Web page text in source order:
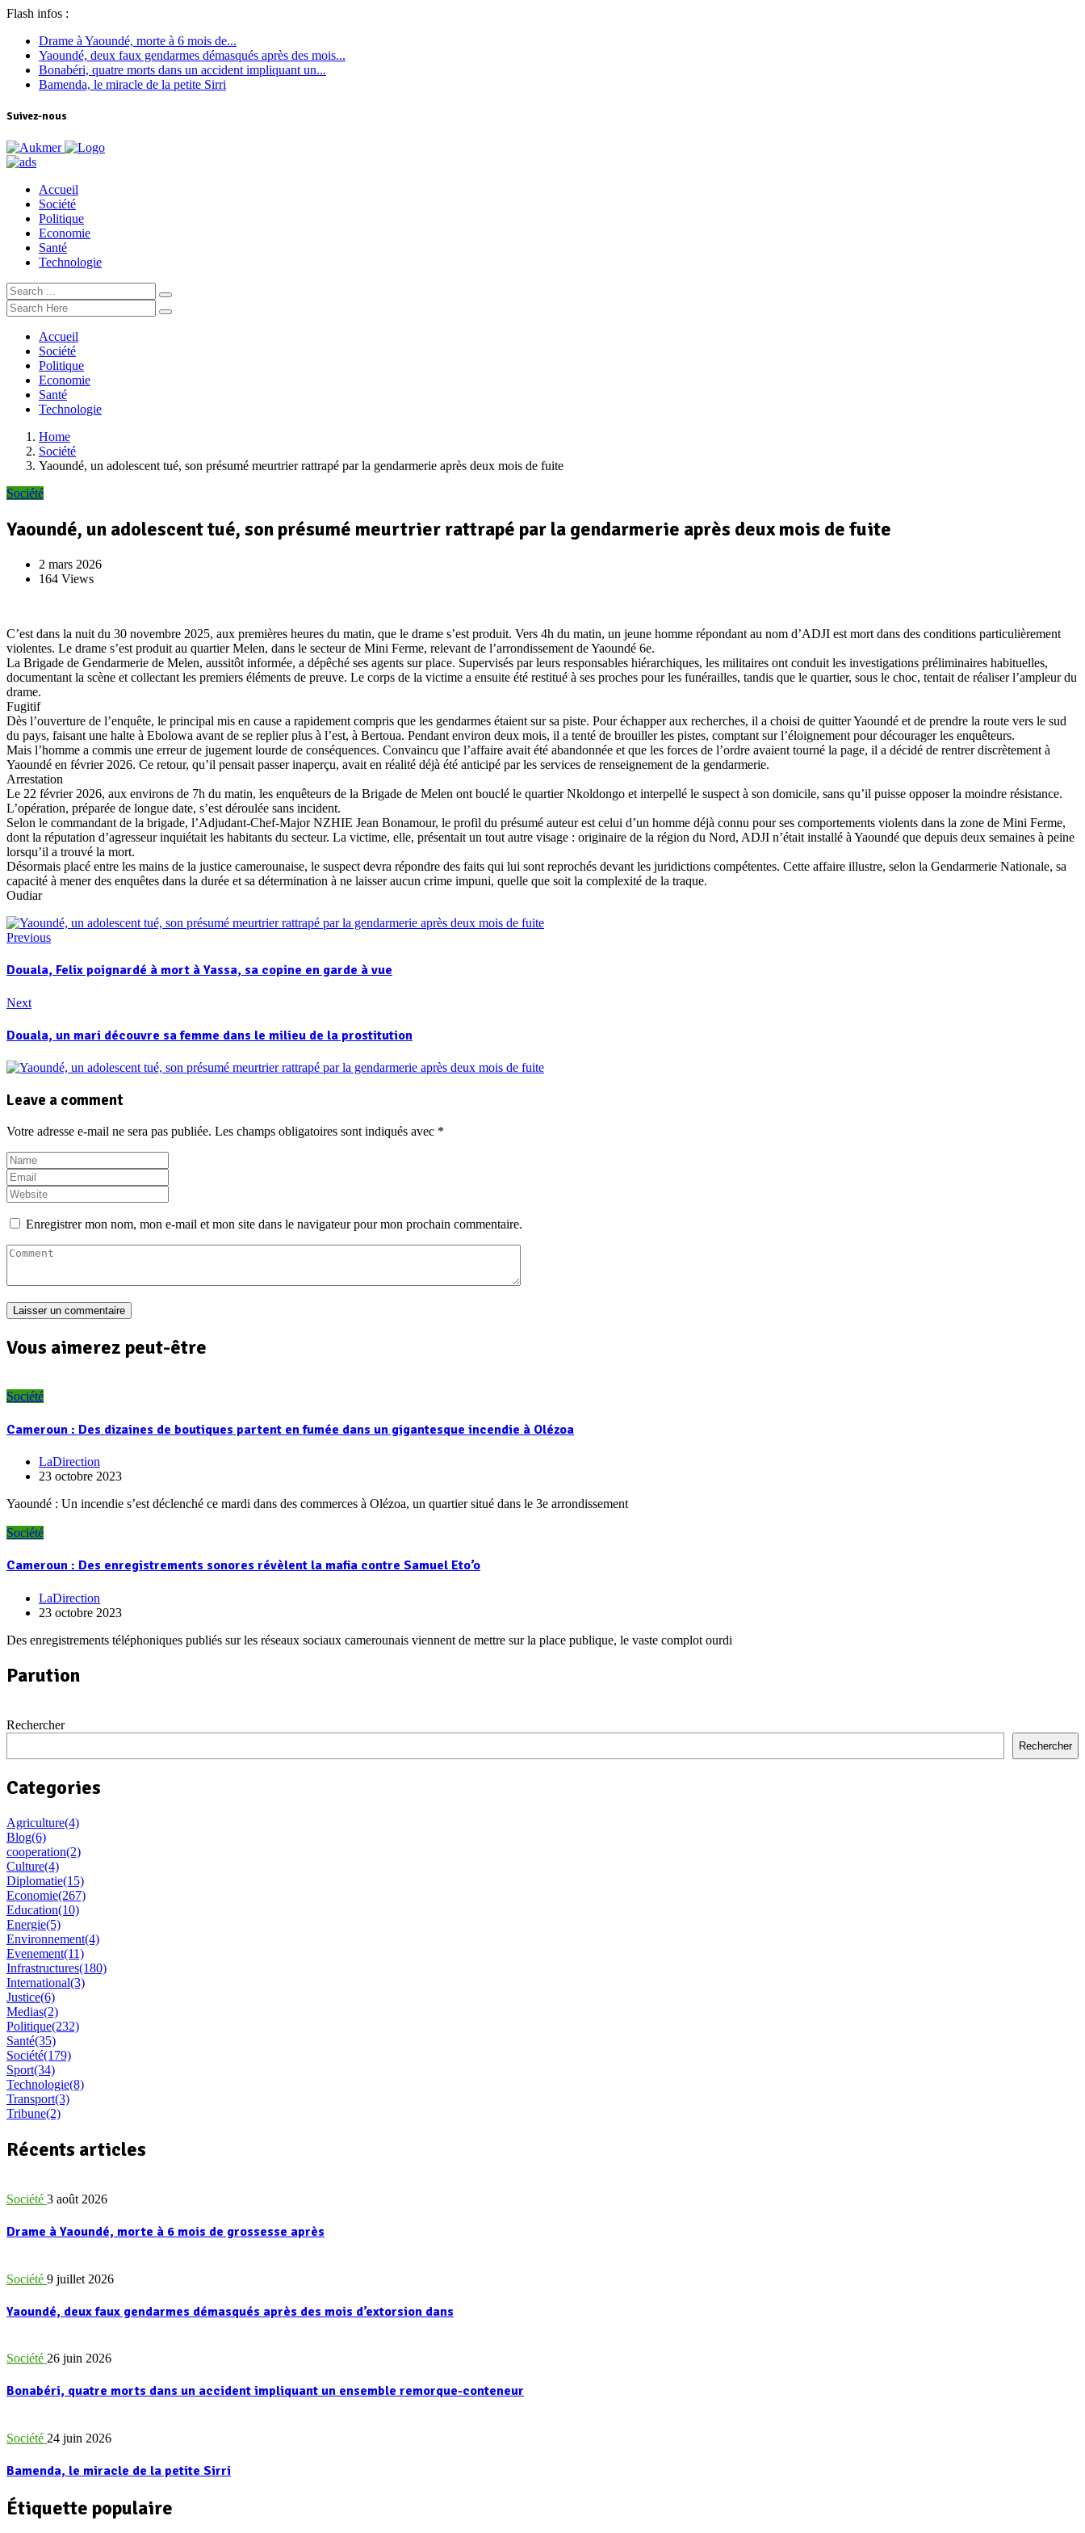
Flash infos :
Drame à Yaoundé, morte à 6 mois de...
Yaoundé, deux faux gendarmes démasqués après des mois...
Bonabéri, quatre morts dans un accident impliquant un...
Bamenda, le miracle de la petite Sirri
Suivez-nous
Accueil
Société
Politique
Economie
Santé
Technologie
Accueil
Société
Politique
Economie
Santé
Technologie
Home
Société
Yaoundé, un adolescent tué, son présumé meurtrier rattrapé par la gendarmerie après deux mois de fuite
Société
Yaoundé, un adolescent tué, son présumé meurtrier rattrapé par la gendarmerie après deux mois de fuite
2 mars 2026
164 Views
C’est dans la nuit du 30 novembre 2025, aux premières heures du matin, que le drame s’est produit. Vers 4h du matin, un jeune homme répondant au nom d’ADJI est mort dans des conditions particulièrement
violentes. Le drame s’est produit au quartier Melen, dans le secteur de Mini Ferme, relevant de l’arrondissement de Yaoundé 6e.
La Brigade de Gendarmerie de Melen, aussitôt informée, a dépêché ses agents sur place. Supervisés par leurs responsables hiérarchiques, les militaires ont conduit les investigations préliminaires habituelles,
documentant la scène et collectant les premiers éléments de preuve. Le corps de la victime a ensuite été restitué à ses proches pour les funérailles, tandis que le quartier, sous le choc, tentait de réaliser l’ampleur du
drame.
Fugitif
Dès l’ouverture de l’enquête, le principal mis en cause a rapidement compris que les gendarmes étaient sur sa piste. Pour échapper aux recherches, il a choisi de quitter Yaoundé et de prendre la route vers le sud
du pays, faisant une halte à Ebolowa avant de se replier plus à l’est, à Bertoua. Pendant environ deux mois, il a tenté de brouiller les pistes, comptant sur l’éloignement pour décourager les enquêteurs.
Mais l’homme a commis une erreur de jugement lourde de conséquences. Convaincu que l’affaire avait été abandonnée et que les forces de l’ordre avaient tourné la page, il a décidé de rentrer discrètement à
Yaoundé en février 2026. Ce retour, qu’il pensait passer inaperçu, avait en réalité déjà été anticipé par les services de renseignement de la gendarmerie.
Arrestation
Le 22 février 2026, aux environs de 7h du matin, les enquêteurs de la Brigade de Melen ont bouclé le quartier Nkoldongo et interpellé le suspect à son domicile, sans qu’il puisse opposer la moindre résistance.
L’opération, préparée de longue date, s’est déroulée sans incident.
Selon le commandant de la brigade, l’Adjudant-Chef-Major NZHIE Jean Bonamour, le profil du présumé auteur est celui d’un homme déjà connu pour ses comportements violents dans la zone de Mini Ferme,
dont la réputation d’agresseur inquiétait les habitants du secteur. La victime, elle, présentait un tout autre visage : originaire de la région du Nord, ADJI n’était installé à Yaoundé que depuis deux semaines à peine
lorsqu’il a trouvé la mort.
Désormais placé entre les mains de la justice camerounaise, le suspect devra répondre des faits qui lui sont reprochés devant les juridictions compétentes. Cette affaire illustre, selon la Gendarmerie Nationale, sa
capacité à mener des enquêtes dans la durée et sa détermination à ne laisser aucun crime impuni, quelle que soit la complexité de la traque.
Oudiar
Previous
Douala, Felix poignardé à mort à Yassa, sa copine en garde à vue
Next
Douala, un mari découvre sa femme dans le milieu de la prostitution
Leave a comment
Votre adresse e-mail ne sera pas publiée. Les champs obligatoires sont indiqués avec *
Enregistrer mon nom, mon e-mail et mon site dans le navigateur pour mon prochain commentaire.
Vous aimerez peut-être
Société
Cameroun : Des dizaines de boutiques partent en fumée dans un gigantesque incendie à Olézoa
LaDirection
23 octobre 2023
Yaoundé : Un incendie s’est déclenché ce mardi dans des commerces à Olézoa, un quartier situé dans le 3e arrondissement
Société
Cameroun : Des enregistrements sonores révèlent la mafia contre Samuel Eto’o
LaDirection
23 octobre 2023
Des enregistrements téléphoniques publiés sur les réseaux sociaux camerounais viennent de mettre sur la place publique, le vaste complot ourdi
Parution
Rechercher
Rechercher
Categories
Agriculture(4)
Blog(6)
cooperation(2)
Culture(4)
Diplomatie(15)
Economie(267)
Education(10)
Energie(5)
Environnement(4)
Evenement(11)
Infrastructures(180)
International(3)
Justice(6)
Medias(2)
Politique(232)
Santé(35)
Société(179)
Sport(34)
Technologie(8)
Transport(3)
Tribune(2)
Récents articles
Société 3 août 2026
Drame à Yaoundé, morte à 6 mois de grossesse après
Société 9 juillet 2026
Yaoundé, deux faux gendarmes démasqués après des mois d’extorsion dans
Société 26 juin 2026
Bonabéri, quatre morts dans un accident impliquant un ensemble remorque-conteneur
Société 24 juin 2026
Bamenda, le miracle de la petite Sirri
Étiquette populaire